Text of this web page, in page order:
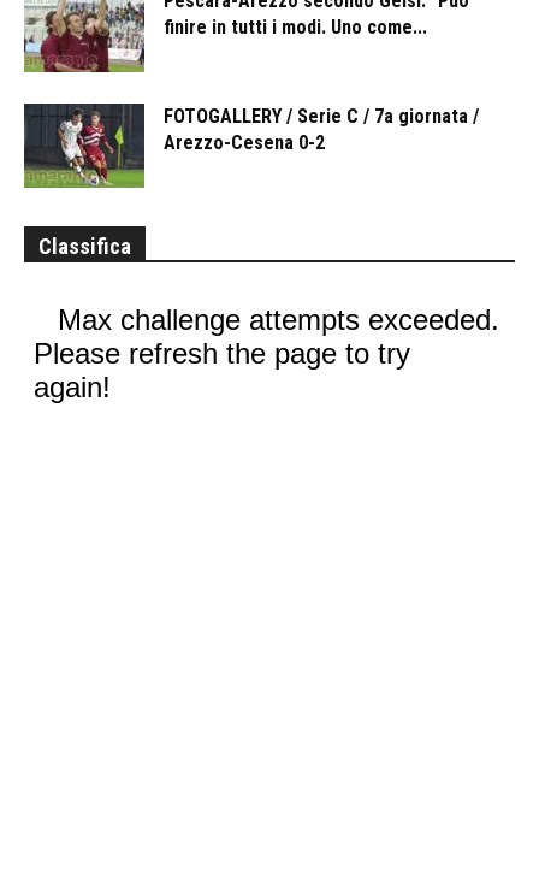
finire in tutti i modi. Uno come...
FOTOGALLERY / Serie C / 7a giornata /
Arezzo-Cesena 0-2
Classifica